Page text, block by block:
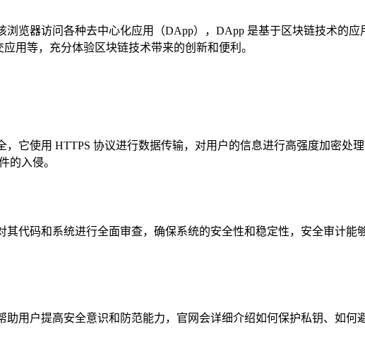
浏览器访问各种去中心化应用（DApp），DApp 是基于区块链技术的
用等，充分体验区块链技术带来的创新和便利。
它使用 HTTPS 协议进行数据传输，对用户的信息进行高强度加密处
的入侵。
其代码和系统进行全面审查，确保系统的安全性和稳定性，安全审计
助用户提高安全意识和防范能力，官网会详细介绍如何保护私钥、如